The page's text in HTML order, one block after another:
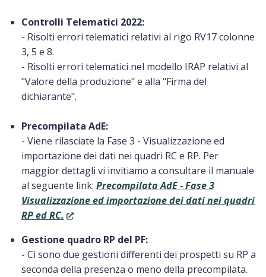
Controlli Telematici 2022:
- Risolti errori telematici relativi al rigo RV17 colonne
3, 5 e 8.
- Risolti errori telematici nel modello IRAP relativi al
"Valore della produzione" e alla "Firma del
dichiarante".
Precompilata AdE:
- Viene rilasciate la Fase 3 - Visualizzazione ed
importazione dei dati nei quadri RC e RP. Per
maggior dettagli vi invitiamo a consultare il manuale
al seguente link: Precompilata AdE - Fase 3
Visualizzazione ed importazione dei dati nei quadri
RP ed RC.
Gestione quadro RP del PF:
- Ci sono due gestioni differenti dei prospetti su RP a
seconda della presenza o meno della precompilata.